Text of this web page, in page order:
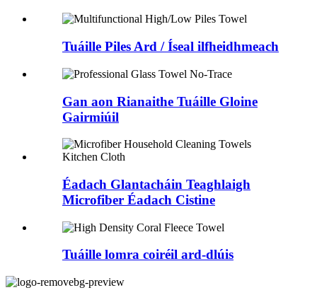
Tuáille Piles Ard / Íseal ilfheidhmeach
Gan aon Rianaithe Tuáille Gloine
Gairmiúil
Éadach Glantacháin Teaghlaigh
Microfiber Éadach Cistine
Tuáille lomra coiréil ard-dlúis